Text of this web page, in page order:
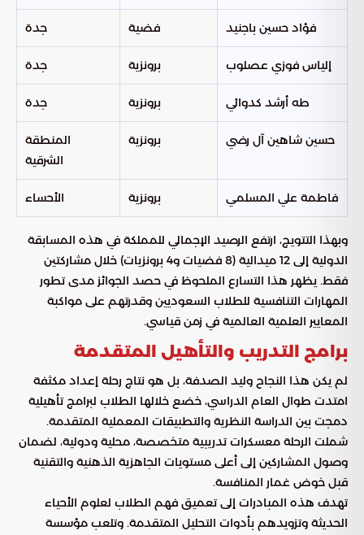
فؤاد حسين باجنيد فضية جدة
إلياس فوزي عصلوب برونزية جدة
طه أرشد كدوائي برونزية جدة
حسين شاهين آل رضي برونزية
المنطقة
الشرقية
فاطمة علي المسلمي برونزية الأحساء
وبهذا التتويج، ارتفع الرصيد الإجمالي للمملكة في هذه المسابقة
الدولية إلى 12 ميدالية (8 فضيات و4 برونزيات) خلال مشاركتين
فقط. يظهر هذا التسارع الملحوظ في حصد الجوائز مدى تطور
المهارات التنافسية للطلاب السعوديين وقدرتهم على مواكبة
المعايير العلمية العالمية في زمن قياسي.
برامج التدريب والتأهيل المتقدمة
لم يكن هذا النجاح وليد الصدفة، بل هو نتاج رحلة إعداد مكثفة
امتدت طوال العام الدراسي، خضع خلالها الطلاب لبرامج تأهيلية
دمجت بين الدراسة النظرية والتطبيقات المعملية المتقدمة.
شملت الرحلة معسكرات تدريبية متخصصة، محلية ودولية، لضمان
وصول المشاركين إلى أعلى مستويات الجاهزية الذهنية والتقنية
قبل خوض غمار المنافسة.
تهدف هذه المبادرات إلى تعميق فهم الطلاب لعلوم الأحياء
الحديثة وتزويدهم بأدوات التحليل المتقدمة. وتلعب مؤسسة